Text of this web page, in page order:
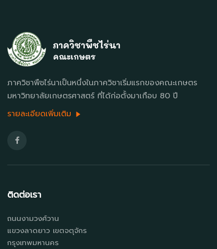
ภาควิชาพืชไร่นาเป็นหนึ่งในภาควิชาเริ่มแรกของคณะเกษตร
มหาวิทยาลัยเกษตรศาสตร์ ที่ได้ก่อตั้งมาเกือบ 80 ปี
รายละเอียดเพิ่มเติม
ติดต่อเรา
ถนนงามวงศ์วาน
แขวงลาดยาว เขตจตุจักร
กรุงเทพมหานคร